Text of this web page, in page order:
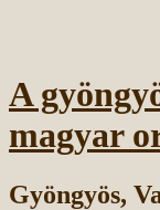
A
magyar
Gyöngyös,